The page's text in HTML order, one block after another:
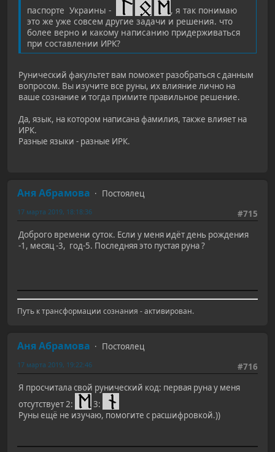
паспорте Украины -
, я так понимаю
это же уже совсем другие задачи и решения. что
более верно и какому написанию придерживаться
при составлении ИРК?
Рунический факультет вам поможет разобраться с данным
вопросом. Вы изучите все руны, их влияние лично на
ваше сознание и тогда примите правильное решение.
Да, язык, на котором написана фамилия, также влияет на
ИРК.
Разные языки - разные ИРК.
Аня Абрамова
Постоялец
#715
17 марта 2019, 18:18:36
Доброго времени суток. Если у меня идёт день рождения
-1, месяц -3, год-5. Последняя это пустая руна ?
Путь к трансформации сознания - активирован.
Аня Абрамова
Постоялец
#716
17 марта 2019, 19:22:46
Я просчитала свой рунический код: первая руна у меня
отсутствует 2:
3:
Руны ещё не изучаю, помогите с расшифровкой.))